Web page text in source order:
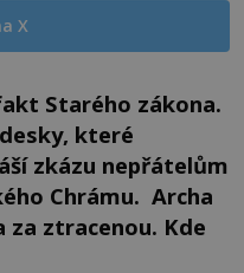
X
Starého zákona.
které
zkázu nepřátelům
Chrámu. Archa
za ztracenou. Kde